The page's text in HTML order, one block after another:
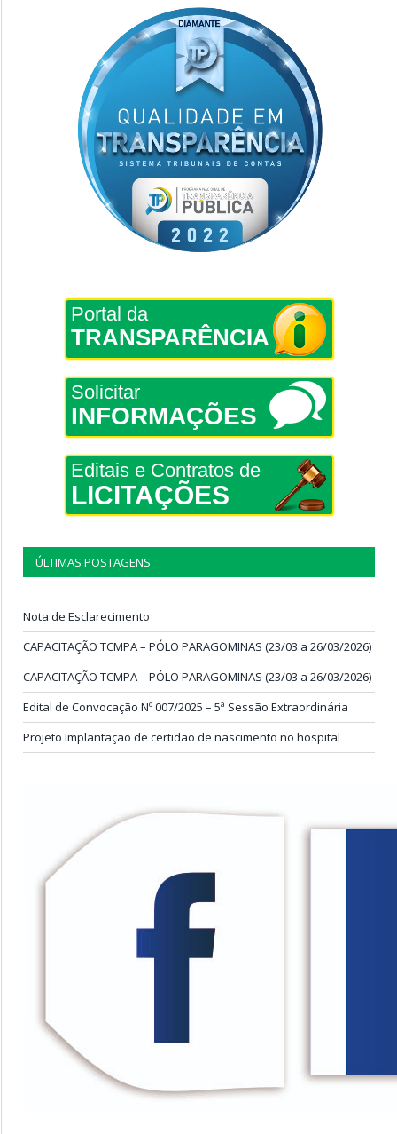
Portal da
TRANSPARÊNCIA
Solicitar
INFORMAÇÕES
Editais e Contratos de
LICITAÇÕES
ÚLTIMAS POSTAGENS
Nota de Esclarecimento
CAPACITAÇÃO TCMPA – PÓLO PARAGOMINAS (23/03 a 26/03/2026)
CAPACITAÇÃO TCMPA – PÓLO PARAGOMINAS (23/03 a 26/03/2026)
Edital de Convocação Nº 007/2025 – 5ª Sessão Extraordinária
Projeto Implantação de certidão de nascimento no hospital